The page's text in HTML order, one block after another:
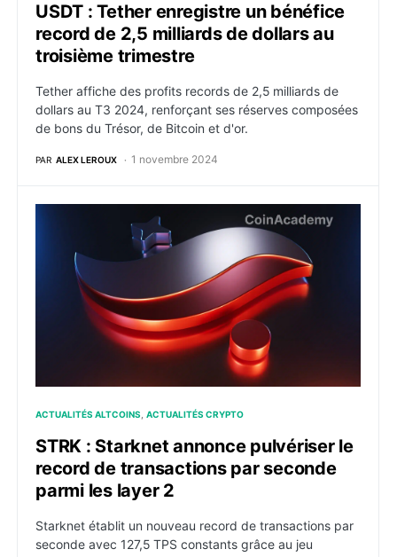
USDT : Tether enregistre un bénéfice
record de 2,5 milliards de dollars au
troisième trimestre
Tether affiche des profits records de 2,5 milliards de
dollars au T3 2024, renforçant ses réserves composées
de bons du Trésor, de Bitcoin et d'or.
PAR ALEX LEROUX 1 novembre 2024
STRK : Starknet annonce pulvériser le record de
ACTUALITÉS ALTCOINS ACTUALITÉS CRYPTO
STRK : Starknet annonce pulvériser le
record de transactions par seconde
parmi les layer 2
Starknet établit un nouveau record de transactions par
seconde avec 127,5 TPS constants grâce au jeu